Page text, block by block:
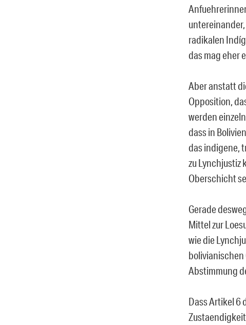
radikalen
das mag eher
Aber anstatt
Opposition,
werden
dass in
das indigene,
zu Lynchjustiz
Oberschicht
Gerade
Mittel zur
wie die
bolivianischen
Abstimmung
Dass Artikel 6